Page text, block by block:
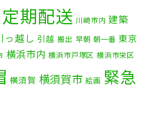
年10月(9)
年9月
年8月(2)
年7月(6)
定期配送 川崎市内 建築
っ越し 引越 搬出 早朝 朝一番 東京
横浜市内 横浜市戸塚区 横浜市栄区
横須賀 横須賀市 絵画 緊急